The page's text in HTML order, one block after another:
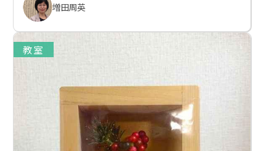
増田周英
教室